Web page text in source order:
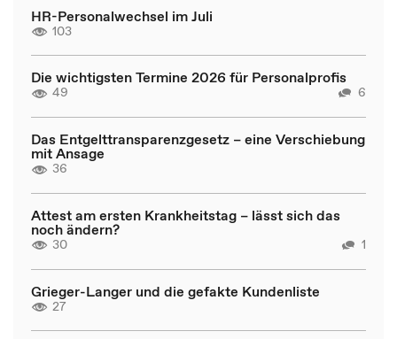
HR-Personalwechsel im Juli
103
Die wichtigsten Termine 2026 für Personalprofis
49 6
Das Entgelttransparenzgesetz – eine Verschiebung
mit Ansage
36
Attest am ersten Krankheitstag – lässt sich das
noch ändern?
30 1
Grieger-Langer und die gefakte Kundenliste
27